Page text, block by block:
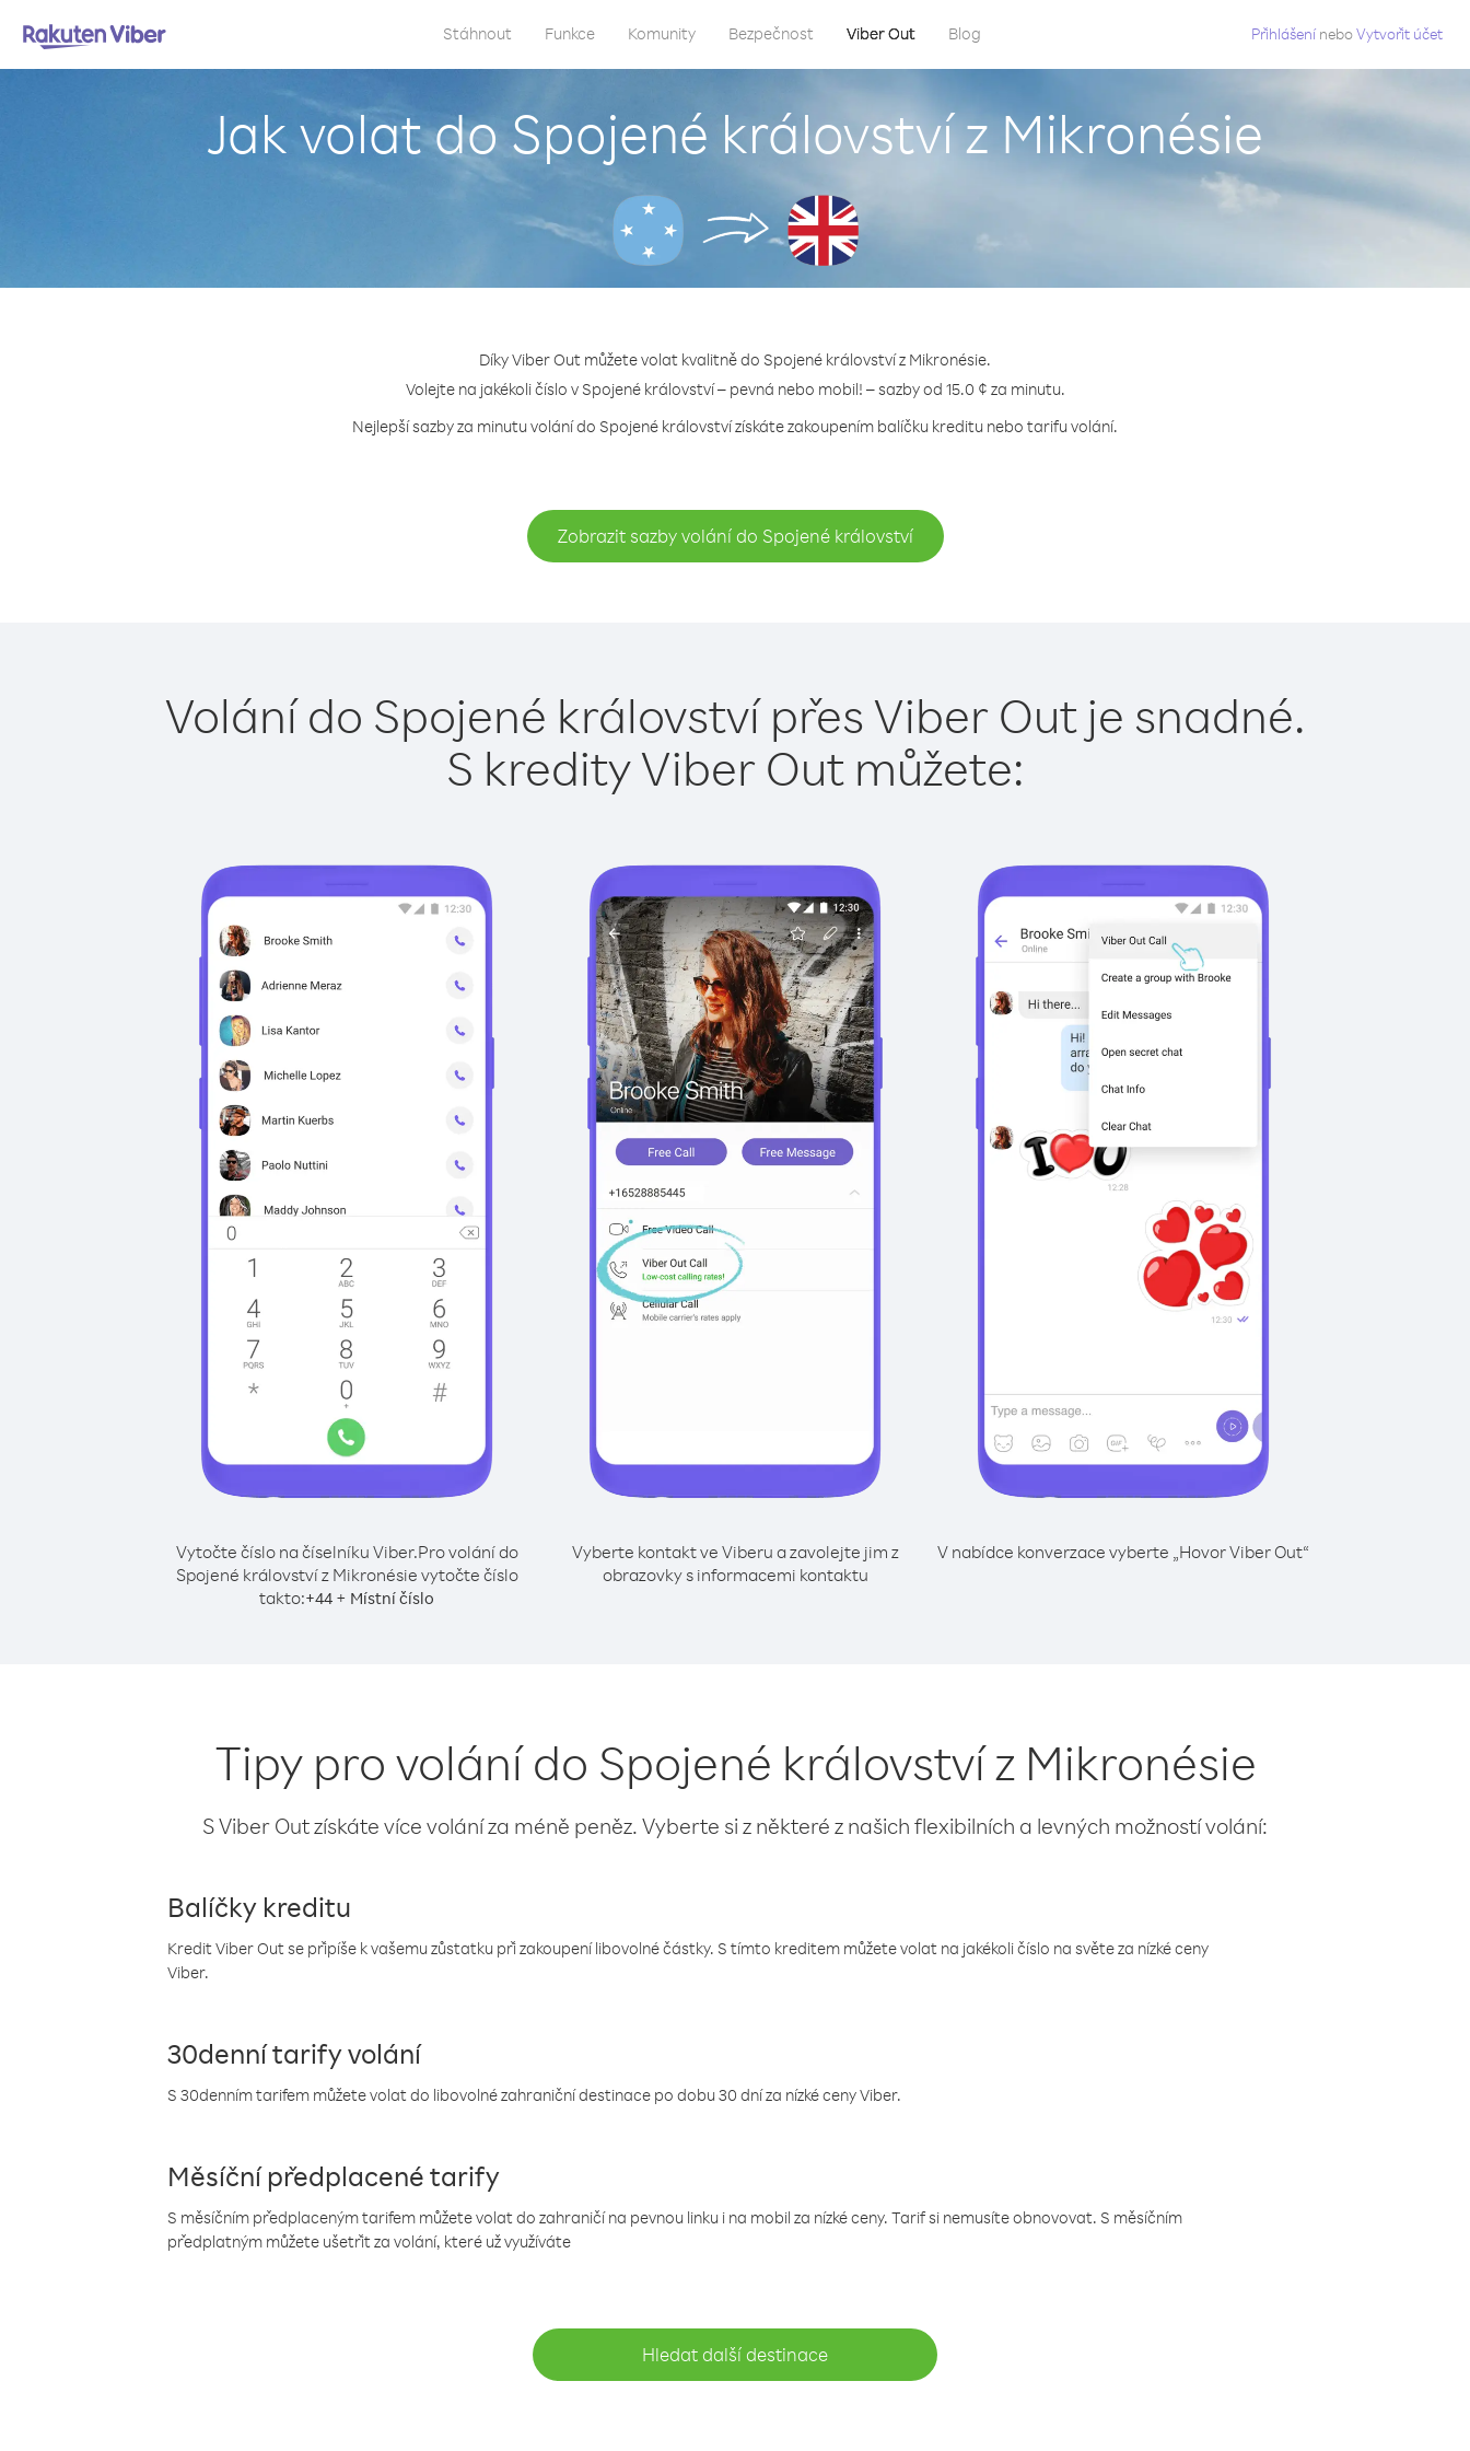
Stáhnout Funkce Komunity Bezpečnost Viber Out Blog Přihlášení neboVytvořit účet
Jak volat do Spojené království z Mikronésie
Díky Viber Out můžete volat kvalitně do Spojené království z Mikronésie.
Volejte na jakékoli číslo v Spojené království – pevná nebo mobil! – sazby od 15.0 ¢ za minutu.
Nejlepší sazby za minutu volání do Spojené království získáte zakoupením balíčku kreditu nebo tarifu volání.
Zobrazit sazby volání do Spojené království
Volání do Spojené království přes Viber Out je snadné.
S kredity Viber Out můžete:
Vytočte číslo na číselníku Viber.Pro volání do
Spojené království z Mikronésie vytočte číslo
takto:+44 + Místní číslo
Vyberte kontakt ve Viberu a zavolejte jim z
obrazovky s informacemi kontaktu
V nabídce konverzace vyberte „Hovor Viber Out“
Tipy pro volání do Spojené království z Mikronésie
S Viber Out získáte více volání za méně peněz. Vyberte si z některé z našich flexibilních a levných možností volání:
Balíčky kreditu
Kredit Viber Out se připíše k vašemu zůstatku při zakoupení libovolné částky. S tímto kreditem můžete volat na jakékoli číslo na světe za nízké ceny
Viber.
30denní tarify volání
S 30denním tarifem můžete volat do libovolné zahraniční destinace po dobu 30 dní za nízké ceny Viber.
Měsíční předplacené tarify
S měsíčním předplaceným tarifem můžete volat do zahraničí na pevnou linku i na mobil za nízké ceny. Tarif si nemusíte obnovovat. S měsíčním
předplatným můžete ušetřit za volání, které už využíváte
Hledat další destinace